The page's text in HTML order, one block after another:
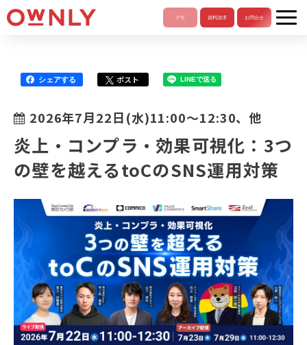
シェアする ポスト LINEで送る
2026年7月22日(水)11:00～12:30、他
炎上・コンプラ・効果可視化：3つ
の壁を越えるtoCのSNS運用対策